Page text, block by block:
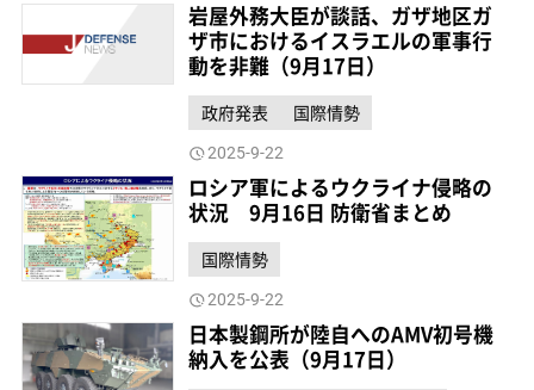
岩屋外務大臣が談話、ガザ地区ガ
ザ市におけるイスラエルの軍事行
動を非難（9月17日）
政府発表 国際情勢
2025-9-22
ロシア軍によるウクライナ侵略の
状況 9月16日 防衛省まとめ
国際情勢
2025-9-22
日本製鋼所が陸自へのAMV初号機
納入を公表（9月17日）